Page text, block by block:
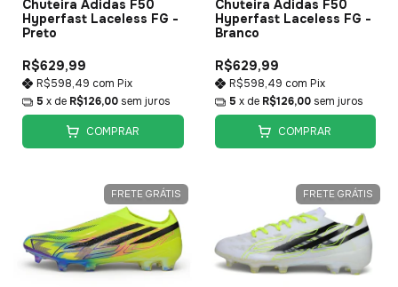
Chuteira Adidas F50
Hyperfast Laceless FG -
Preto
R$629,99
R$598,49 com Pix
5 x de R$126,00 sem juros
COMPRAR
Chuteira Adidas F50
Hyperfast Laceless FG -
Branco
R$629,99
R$598,49 com Pix
5 x de R$126,00 sem juros
COMPRAR
FRETE GRÁTIS FRETE GRÁTIS